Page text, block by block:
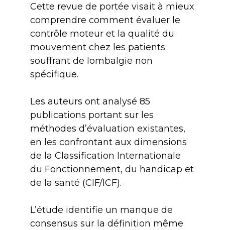
Cette revue de portée visait à mieux
comprendre comment évaluer le
contrôle moteur et la qualité du
mouvement chez les patients
souffrant de lombalgie non
spécifique.
Les auteurs ont analysé 85
publications portant sur les
méthodes d’évaluation existantes,
en les confrontant aux dimensions
de la Classification Internationale
du Fonctionnement, du handicap et
de la santé (CIF/ICF).
L’étude identifie un manque de
consensus sur la définition même